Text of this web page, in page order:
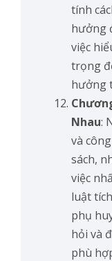
tính
hưởng
việc
trọng
hưởng
Nhau:
và
sách,
việc
luật
phụ
hỏi và
phù